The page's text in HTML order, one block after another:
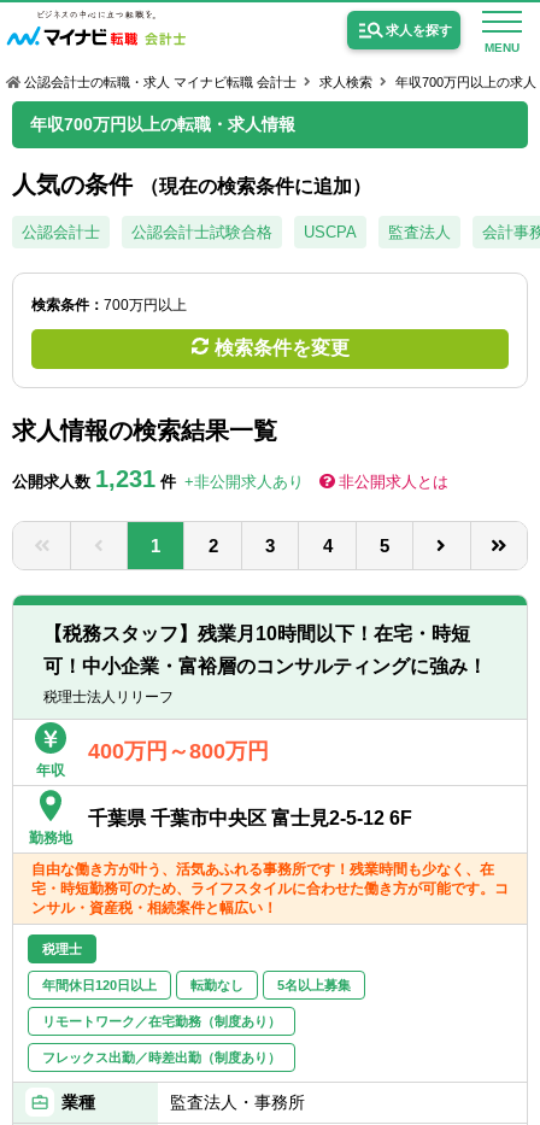
MENU
求人を探す
公認会計士の求人
監査法人の求人
USCPA（米国公認会計士）の求人
転職お役立ち情報
ご利用ガイド
求人情報
公認会計士の転職・求人 マイナビ転職 会計士 求人検索 年収700万円以上の求人
年収700万円以上の転職・求人情報
人気の条件 （現在の検索条件に追加）
公認会計士 公認会計士試験合格 USCPA 監査法人 会計事
検索条件： 700万円以上
検索条件を変更
求人情報の検索結果一覧
公開求人数 1,231 件 +非公開求人あり 非公開求人とは
1 2 3 4 5
【税務スタッフ】残業月10時間以下！在宅・時短
可！中小企業・富裕層のコンサルティングに強み！
税理士法人リリーフ
年収
400万円～800万円
勤務地
千葉県 千葉市中央区 富士見2-5-12 6F
自由な働き方が叶う、活気あふれる事務所です！残業時間も少なく、在
宅・時短勤務可のため、ライフスタイルに合わせた働き方が可能です。コ
ンサル・資産税・相続案件と幅広い！
税理士
年間休日120日以上 転勤なし 5名以上募集
リモートワーク／在宅勤務（制度あり）
フレックス出勤／時差出勤（制度あり）
業種 監査法人・事務所